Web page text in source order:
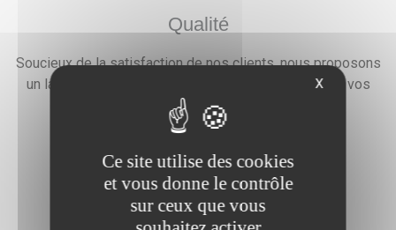
Qualité
Soucieux de la satisfaction de nos clients, nous proposons
un large choix de prestations qui combleront toutes vos
attentes, besoins et envies festives.
X
Ce site utilise des cookies
et vous donne le contrôle
sur ceux que vous